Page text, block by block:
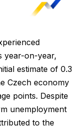
year-on-year,
estimate of 0.3
Czech economy
points. Despite
unemployment
to the